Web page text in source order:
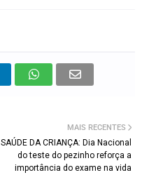
MAIS RECENTES
SAÚDE DA CRIANÇA: Dia Nacional
do teste do pezinho reforça a
importância do exame na vida